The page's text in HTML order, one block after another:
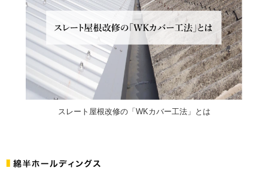
スレート屋根改修の「WKカバー工法」とは